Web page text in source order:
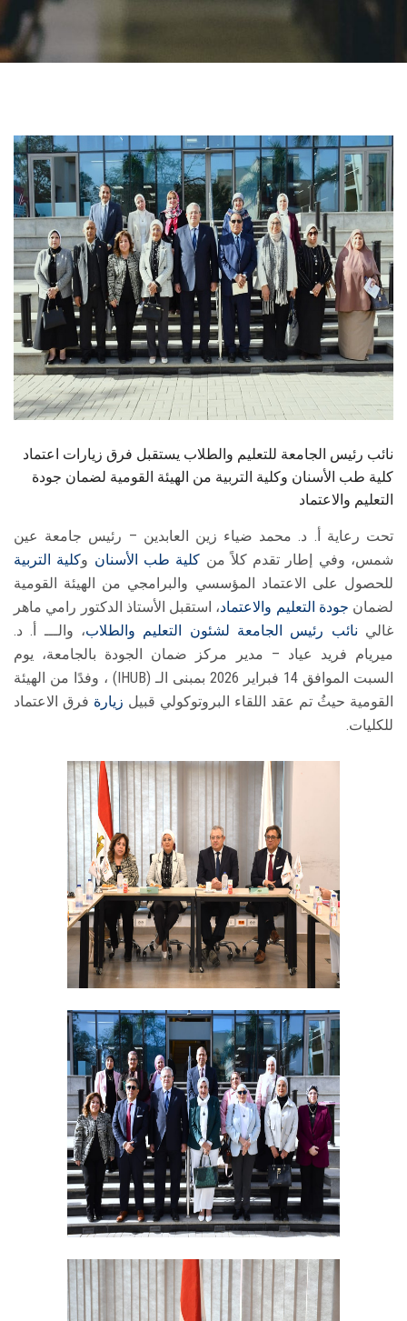
الإعلام
تواصل معنا
هيئة التدريس
الدراسات العليا
الخريجين
الموظفون
الزائـرون
سجل الان
نائب رئيس الجامعة للتعليم والطلاب يستقبل فرق زيارات اعتماد
كلية طب الأسنان وكلية التربية من الهيئة القومية لضمان جودة
التعليم والاعتماد
تحت رعاية أ. د. محمد ضياء زين العابدين – رئيس جامعة عين
شمس، وفي إطار تقدم كلاً من كلية طب الأسنان وكلية التربية
للحصول على الاعتماد المؤسسي والبرامجي من الهيئة القومية
لضمان جودة التعليم والاعتماد، استقبل الأستاذ الدكتور رامي ماهر
غالي نائب رئيس الجامعة لشئون التعليم والطلاب، والـــ أ. د.
ميريام فريد عياد – مدير مركز ضمان الجودة بالجامعة، يوم
السبت الموافق 14 فبراير 2026 بمبنى الـ (IHUB) ، وفدًا من الهيئة
القومية حيثُ تم عقد اللقاء البروتوكولي قبيل زيارة فرق الاعتماد
للكليات.